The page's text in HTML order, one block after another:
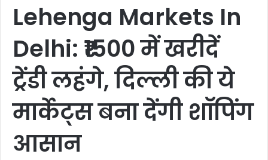
Lehenga Markets In
Delhi: ₹1500 में खरीदें
ट्रेंडी लहंगे, दिल्ली की ये
मार्केट्स बना देंगी शॉपिंग
आसान